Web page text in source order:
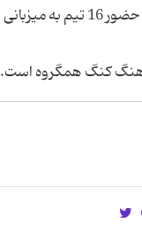
نوزدهمین دوره مسابقات والیبال قهرمانی جوانان دختر زیر 19 سال آسیا از 20 تا 27 خردادماه سال جاری با حضور 16 تیم به میزبانی
و هنگ کنگ همگروه است.